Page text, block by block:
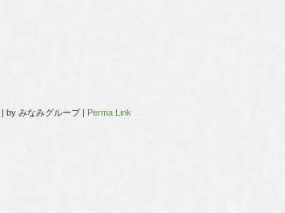
| by みなみグループ| Perma Link